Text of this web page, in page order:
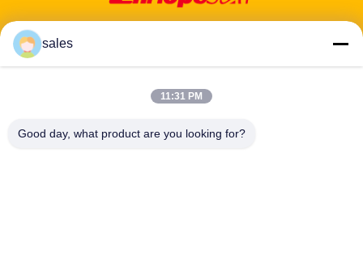
ঠিকানা: ৬০১-৬০৬, ৬ তলা, বিল্ডিং ই, ইউয়ানফেন ইন্ডাস্ট্রিয়াল পার্ক, ডালং উপ-জেলা, লংহুয়া
টেলিফোন:86-13424296897
sales
11:31 PM
Good day, what product are you looking for?